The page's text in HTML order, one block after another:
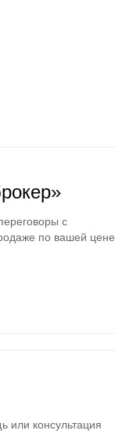
с
по вашей цене
или консультация